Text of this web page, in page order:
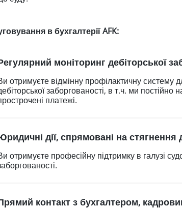
в бухгалтерії AFK:
моніторинг дебіторської
отримуєте відмінну профілактичну систему
заборгованості, в т.ч. ми
платежі.
дії, спрямовані на стягнення
отримуєте професійну підтримку в галузі
контакт з бухгалтером,